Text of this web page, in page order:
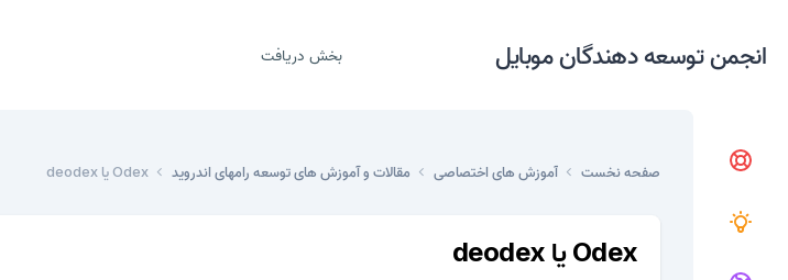
انجمن توسعه دهندگان موبایل بخش دریافت
صفحه نخست آموزش های اختصاصی مقالات و آموزش های توسعه رامهای اندروید Odex یا deodex
Odex یا deodex